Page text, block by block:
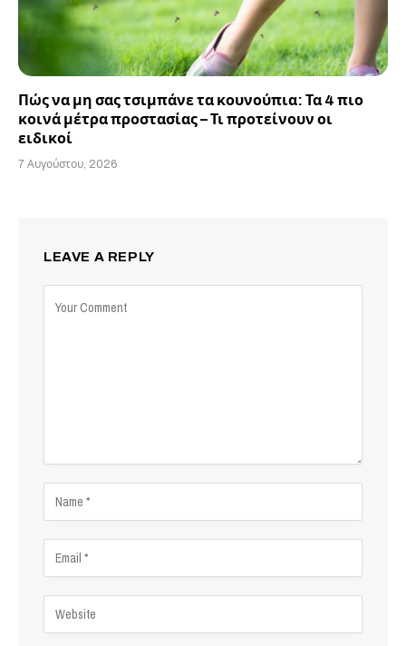
Πώς να μη σας τσιμπάνε τα κουνούπια: Τα 4 πιο
κοινά μέτρα προστασίας – Τι προτείνουν οι
ειδικοί
7 Αυγούστου, 2026
LEAVE A REPLY